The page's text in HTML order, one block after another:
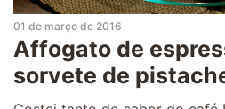
01 de março de 2016
Affogato de
sorvete de